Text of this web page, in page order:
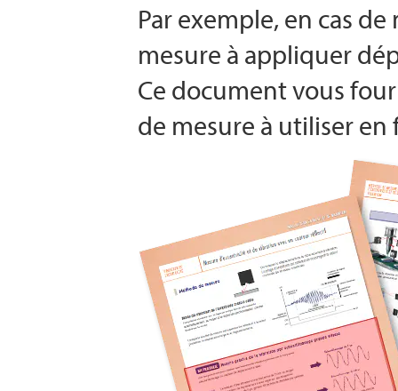
Par exemple, en cas
mesure à appliquer
Ce document vous
de mesure à utiliser